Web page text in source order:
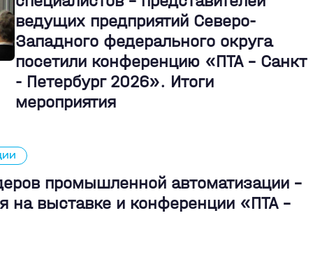
ведущих предприятий Северо-
Западного федерального округа
посетили конференцию «ПТА – Санкт
- Петербург 2026». Итоги
мероприятия
промышленной автоматизации -
на выставке и конференции «ПТА –